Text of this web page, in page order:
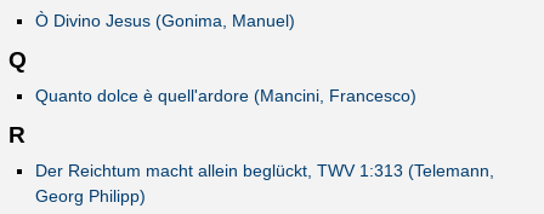
Ò Divino Jesus (Gonima, Manuel)
Q
Quanto dolce è quell'ardore (Mancini, Francesco)
R
Der Reichtum macht allein beglückt, TWV 1:313 (Telemann,
Georg Philipp)